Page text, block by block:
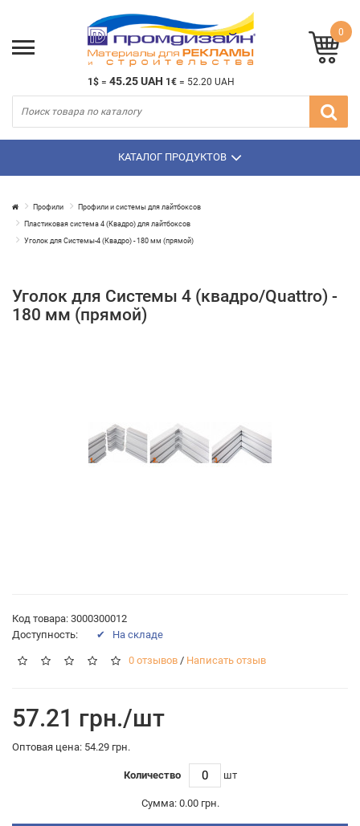
1$ = 45.25 UAH 1€ = 52.20 UAH
0
КАТАЛОГ ПРОДУКТОВ
Профили Профили и системы для лайтбоксов
Пластиковая система 4 (Квадро) для лайтбоксов
Уголок для Системы-4 (Квадро) - 180 мм (прямой)
Уголок для Системы 4 (квадро/Quattro) -
180 мм (прямой)
Код товара: 3000300012
Доступность:
✔ На складе
0 отзывов / Написать отзыв
57.21 грн./шт
Оптовая цена: 54.29 грн.
Количество шт
Сумма: 0.00 грн.